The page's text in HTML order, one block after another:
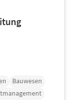
Bauwesen